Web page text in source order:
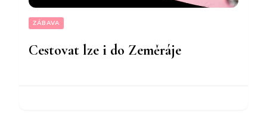
ZÁBAVA
Cestovat lze i do Zeměráje